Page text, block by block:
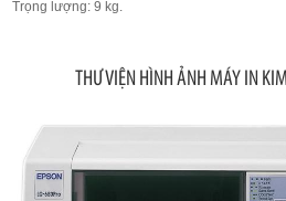
Trọng lượng: 9 kg.
THƯ VIỆN HÌNH ẢNH MÁY IN